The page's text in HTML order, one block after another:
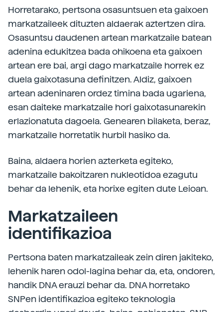
Horretarako, pertsona osasuntsuen eta gaixoen
markatzaileek dituzten aldaerak aztertzen dira.
Osasuntsu daudenen artean markatzaile batean
adenina edukitzea bada ohikoena eta gaixoen
artean ere bai, argi dago markatzaile horrek ez
duela gaixotasuna definitzen. Aldiz, gaixoen
artean adeninaren ordez timina bada ugariena,
esan daiteke markatzaile hori gaixotasunarekin
erlazionatuta dagoela. Genearen bilaketa, beraz,
markatzaile horretatik hurbil hasiko da.
Baina, aldaera horien azterketa egiteko,
markatzaile bakoitzaren nukleotidoa ezagutu
behar da lehenik, eta horixe egiten dute Leioan.
Markatzaileen
identifikazioa
Pertsona baten markatzaileak zein diren jakiteko,
lehenik haren odol-lagina behar da, eta, ondoren,
handik DNA erauzi behar da. DNA horretako
SNPen identifikazioa egiteko teknologia